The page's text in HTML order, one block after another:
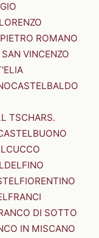
ROMANO
VINCENZO
CASTELBALDO
TSCHARS.
DI SOTTO
IN MISCANO